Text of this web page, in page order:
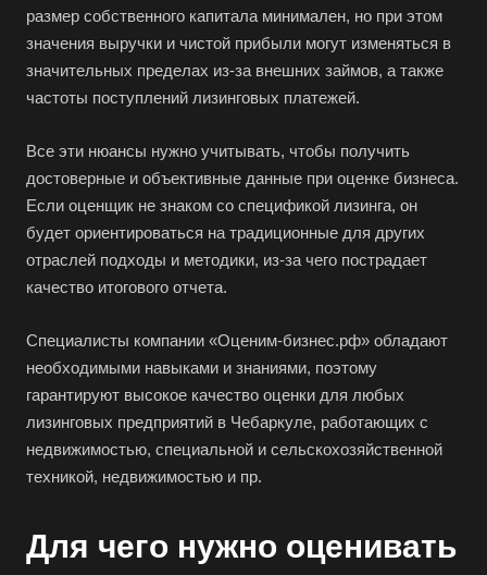
размер собственного капитала минимален, но при этом
значения выручки и чистой прибыли могут изменяться в
значительных пределах из-за внешних займов, а также
частоты поступлений лизинговых платежей.
Все эти нюансы нужно учитывать, чтобы получить
достоверные и объективные данные при оценке бизнеса.
Если оценщик не знаком со спецификой лизинга, он
будет ориентироваться на традиционные для других
отраслей подходы и методики, из-за чего пострадает
качество итогового отчета.
Специалисты компании «Оценим-бизнес.рф» обладают
необходимыми навыками и знаниями, поэтому
гарантируют высокое качество оценки для любых
лизинговых предприятий в Чебаркуле, работающих с
недвижимостью, специальной и сельскохозяйственной
техникой, недвижимостью и пр.
Для чего нужно оценивать